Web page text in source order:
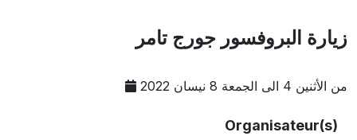
زيارة البروفسور جورج تامر
من الأثنين 4 الى الجمعة 8 نيسان 2022
Organisateur(s)